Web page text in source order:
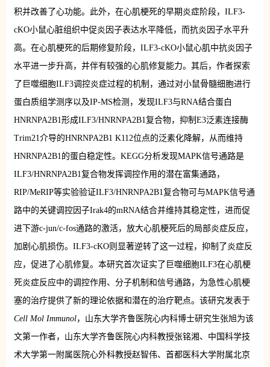
积并改善了心功能。此外，在心肌梗死的早期炎症阶段，ILF3-
cKO小鼠心脏组织中促炎因子表达水平降低，而抗炎因子水平升
高。在心肌梗死的后期修复阶段，ILF3-cKO小鼠心肌中抗炎因子
水平进一步升高，并伴有较强的心肌修复能力。其后，作者探索
了巨噬细胞ILF3调控炎症过程的机制，通过对小鼠骨髓细胞进行
蛋白质组学测序以及IP-MS检测，发现ILF3与RNA结合蛋白
HNRNPA2B1形成ILF3/HNRNPA2B1复合物，抑制E3泛素连接酶
Trim21介导的HNRNPA2B1 K112位点的泛素化降解，从而维持
HNRNPA2B1的蛋白稳定性。KEGG分析发现MAPK信号通路是
ILF3/HNRNPA2B1复合物发挥调控作用的潜在富集通路，
RIP/MeRIP等实验验证ILF3/HNRNPA2B1复合物可与MAPK信号通
路中的关键调控因子Irak4的mRNA结合并维持其稳定性，进而促
进下游c-jun/c-fos通路的激活，放大心肌梗死后的局部炎症反应，
加剧心肌损伤。ILF3-cKO则显著逆转了这一过程，抑制了炎症反
应，促进了心肌修复。本研究首次证实了巨噬细胞ILF3在心肌梗
死炎症反应中的调控作用、分子机制和信号通路，为急性心肌梗
塞的治疗提供了新的理论依据和潜在的治疗靶点。该研究发表于
Cell Mol Immunol，山东大学齐鲁医院心内科博士研究生张旭为该
文第一作者，山东大学齐鲁医院心内科教授张铭湘、中国科学技
术大学第一附属医院心外科教授赵智伟、首都医科大学附属北京